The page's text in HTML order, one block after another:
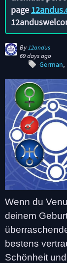
page
By 12andus
69 days ago
German
Wenn du
deinem
bestens
Schönheit